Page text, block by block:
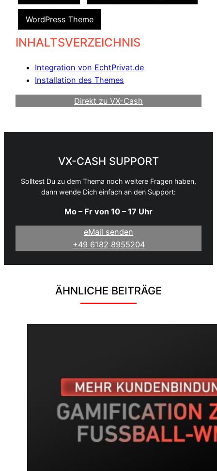
WordPress Theme
INHALTSVERZEICHNIS
Integration von EchtPrivat.de
Installation des Themes
Direkt zu VX-Cash
VX-CASH SUPPORT
Solltest Du zu dem Thema noch weitere Fragen haben,
dann wende Dich einfach an den Support:
Mo – Fr von 10 – 17 Uhr
eMail senden
+49 6182 8955204
ÄHNLICHE BEITRÄGE